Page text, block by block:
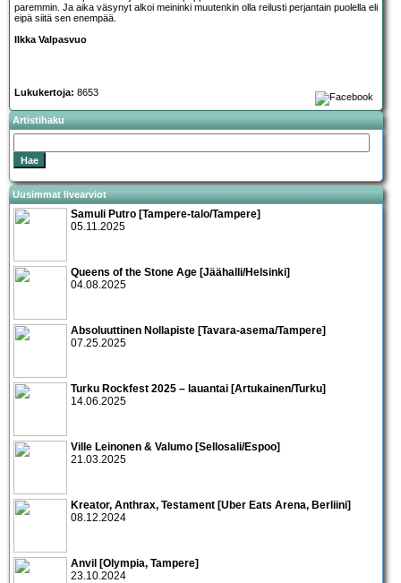
paremmin. Ja aika väsynyt alkoi meininki muutenkin olla reilusti perjantain puolella eli
eipä siitä sen enempää.
Ilkka Valpasvuo
Lukukertoja: 8653
Artistihaku
Uusimmat livearviot
Samuli Putro [Tampere-talo/Tampere]
05.11.2025
Queens of the Stone Age [Jäähalli/Helsinki]
04.08.2025
Absoluuttinen Nollapiste [Tavara-asema/Tampere]
07.25.2025
Turku Rockfest 2025 – lauantai [Artukainen/Turku]
14.06.2025
Ville Leinonen & Valumo [Sellosali/Espoo]
21.03.2025
Kreator, Anthrax, Testament [Uber Eats Arena, Berliini]
08.12.2024
Anvil [Olympia, Tampere]
23.10.2024